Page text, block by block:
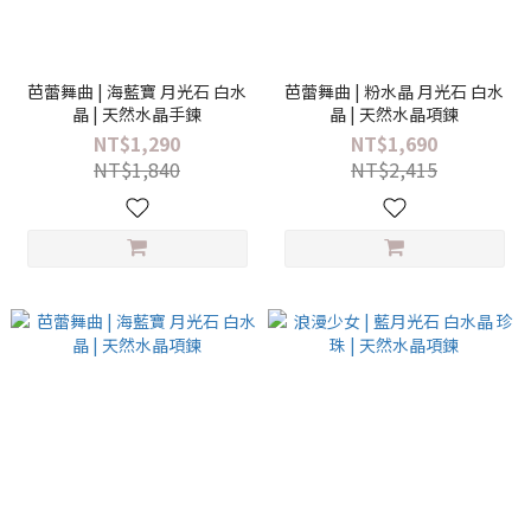
芭蕾舞曲 | 海藍寶 月光石 白水
晶 | 天然水晶手鍊
NT$1,290
NT$1,840
芭蕾舞曲 | 粉水晶 月光石 白水
晶 | 天然水晶項鍊
NT$1,690
NT$2,415